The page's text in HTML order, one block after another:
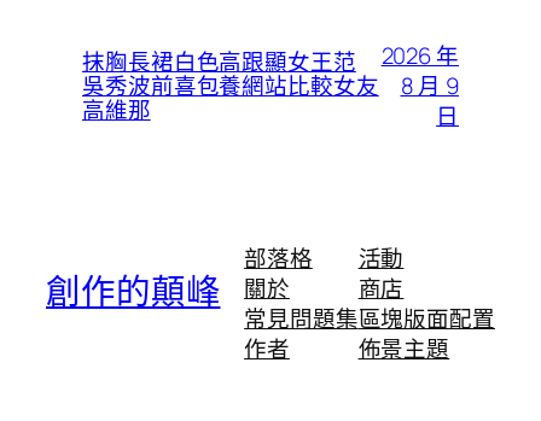
抹胸長裙白色高跟顯女王范
吳秀波前喜包養網站比較女友
高維那
2026 年
8 月 9
日
創作的顛峰
部落格
關於
常見問題集
作者
活動
商店
區塊版面配置
佈景主題